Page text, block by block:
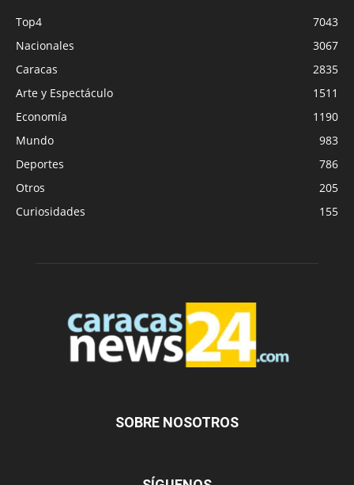
Top4
7043
Nacionales
3067
Caracas
2835
Arte y Espectáculo
1511
Economía
1190
Mundo
983
Deportes
786
Otros
205
Curiosidades
155
SOBRE NOSOTROS